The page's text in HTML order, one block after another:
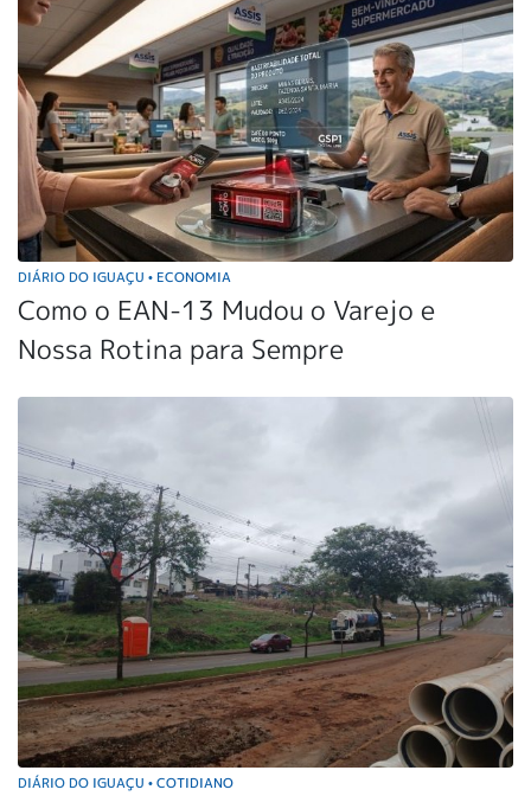
DIÁRIO DO IGUAÇU • ECONOMIA
Como o EAN-13 Mudou o Varejo e
Nossa Rotina para Sempre
DIÁRIO DO IGUAÇU • COTIDIANO